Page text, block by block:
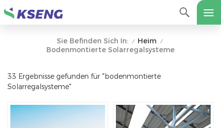
Sie Befinden Sich In: / Heim /
Bodenmontierte Solarregalsysteme
33 Ergebnisse gefunden für "bodenmontierte
Solarregalsysteme"